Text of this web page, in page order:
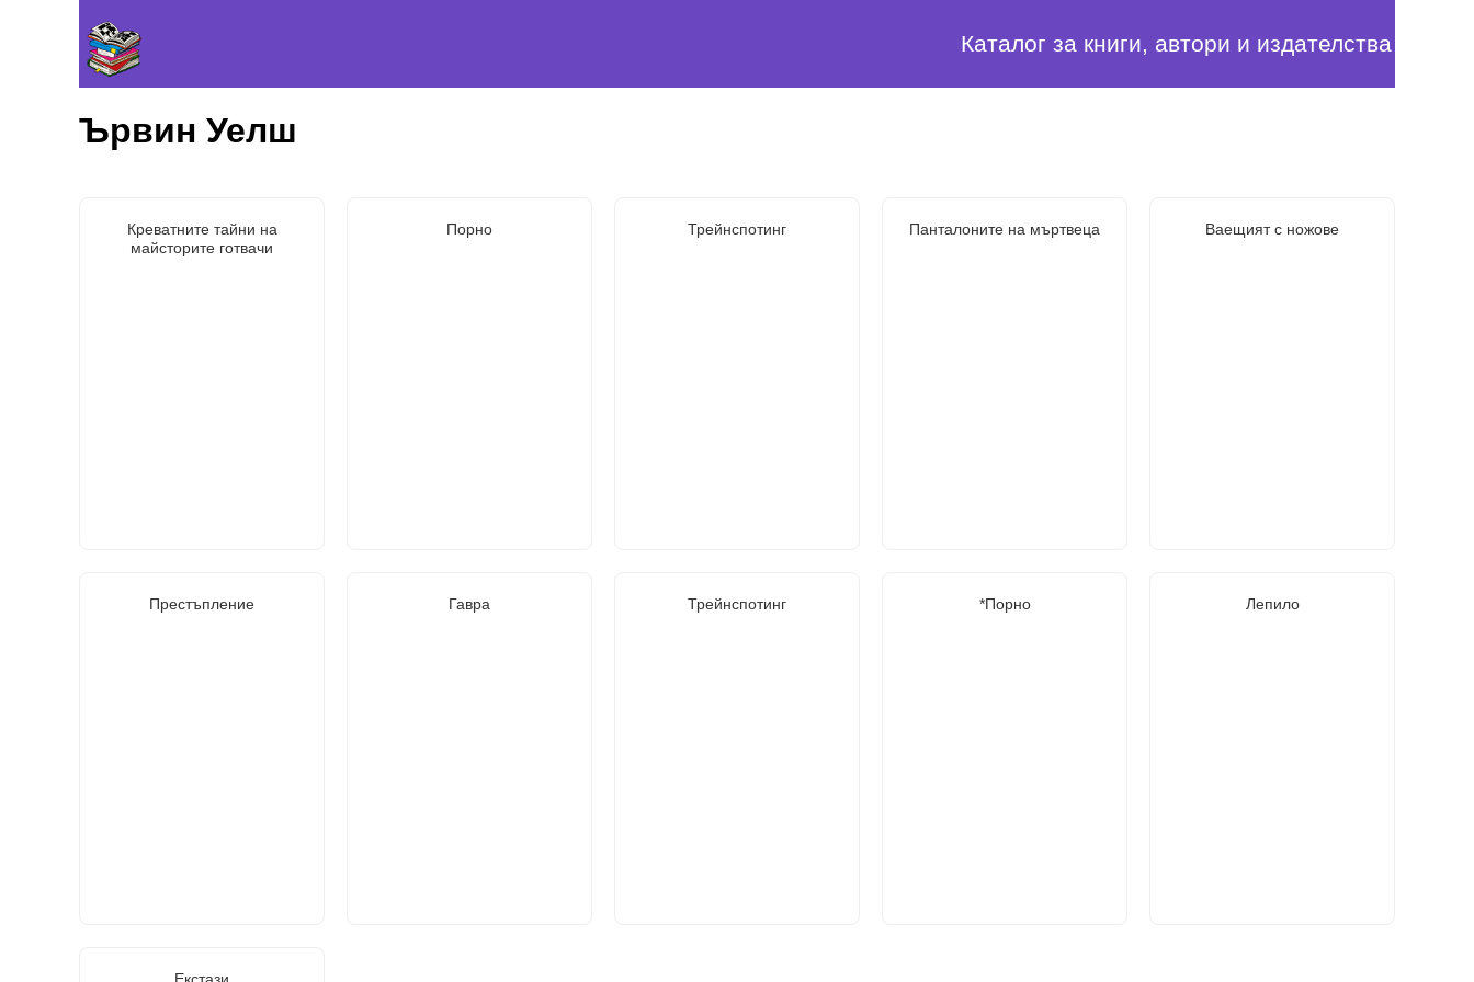
Каталог за книги, автори и издателства
Ървин Уелш
Креватните тайни на
майсторите готвачи
Порно Трейнспотинг Панталоните на мъртвеца Ваещият с ножове
Престъпление Гавра Трейнспотинг *Порно Лепило